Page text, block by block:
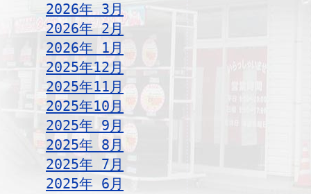
2026年 3月
2026年 2月
2026年 1月
2025年12月
2025年11月
2025年10月
2025年 9月
2025年 8月
2025年 7月
2025年 6月